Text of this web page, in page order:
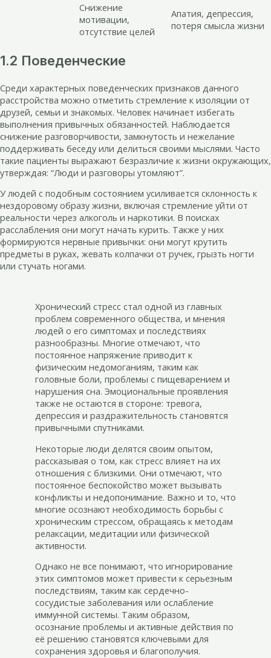
Снижение
мотивации,
отсутствие целей
Апатия, депрессия,
потеря смысла жизни
1.2 Поведенческие
Среди характерных поведенческих признаков данного
расстройства можно отметить стремление к изоляции от
друзей, семьи и знакомых. Человек начинает избегать
выполнения привычных обязанностей. Наблюдается
снижение разговорчивости, замкнутость и нежелание
поддерживать беседу или делиться своими мыслями. Часто
такие пациенты выражают безразличие к жизни окружающих,
утверждая: “Люди и разговоры утомляют”.
У людей с подобным состоянием усиливается склонность к
нездоровому образу жизни, включая стремление уйти от
реальности через алкоголь и наркотики. В поисках
расслабления они могут начать курить. Также у них
формируются нервные привычки: они могут крутить
предметы в руках, жевать колпачки от ручек, грызть ногти
или стучать ногами.
Хронический стресс стал одной из главных
проблем современного общества, и мнения
людей о его симптомах и последствиях
разнообразны. Многие отмечают, что
постоянное напряжение приводит к
физическим недомоганиям, таким как
головные боли, проблемы с пищеварением и
нарушения сна. Эмоциональные проявления
также не остаются в стороне: тревога,
депрессия и раздражительность становятся
привычными спутниками.
Некоторые люди делятся своим опытом,
рассказывая о том, как стресс влияет на их
отношения с близкими. Они отмечают, что
постоянное беспокойство может вызывать
конфликты и недопонимание. Важно и то, что
многие осознают необходимость борьбы с
хроническим стрессом, обращаясь к методам
релаксации, медитации или физической
активности.
Однако не все понимают, что игнорирование
этих симптомов может привести к серьезным
последствиям, таким как сердечно-
сосудистые заболевания или ослабление
иммунной системы. Таким образом,
осознание проблемы и активные действия по
её решению становятся ключевыми для
сохранения здоровья и благополучия.